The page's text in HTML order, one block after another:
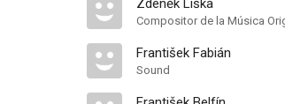
Zdeněk Liška
Compositor de la Música
František Fabián
Sound